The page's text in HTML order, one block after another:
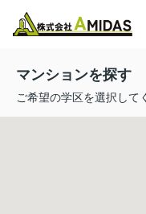
マンションを探す
ご希望の学区を選択して